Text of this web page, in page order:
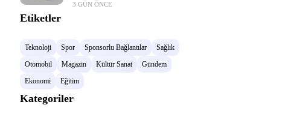
3 GÜN ÖNCE
Etiketler
Teknoloji Spor Sponsorlu Bağlantılar
Sağlık
Otomobil
Magazin Kültür Sanat
Gündem
Ekonomi
Eğitim
Kategoriler